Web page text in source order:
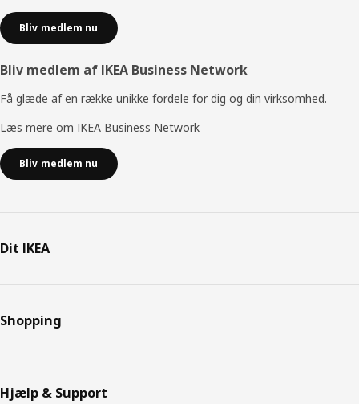
Bliv medlem nu
Bliv medlem af IKEA Business Network
Få glæde af en række unikke fordele for dig og din virksomhed.
Læs mere om IKEA Business Network
Bliv medlem nu
Dit IKEA
Shopping
Hjælp & Support